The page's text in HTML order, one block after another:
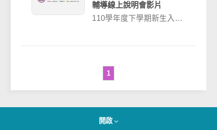
輔導線上說明會影片
110學年度下學期新生入學
1
開啟